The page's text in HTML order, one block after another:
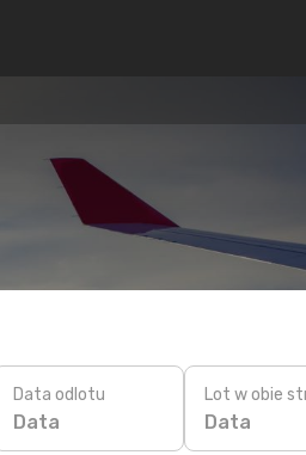
Data odlotu
Data
Lot w obie
Data